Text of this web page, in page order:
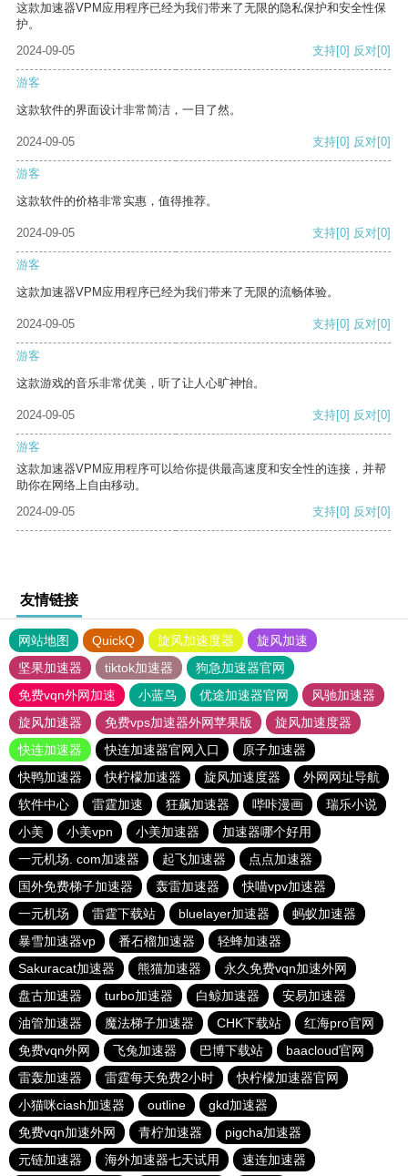
这款加速器VPM应用程序已经为我们带来了无限的隐私保护和安全性保
护。
2024-09-05
支持[0] 反对[0]
游客
这款软件的界面设计非常简洁，一目了然。
2024-09-05 支持[0] 反对[0]
游客
这款软件的价格非常实惠，值得推荐。
2024-09-05 支持[0] 反对[0]
游客
这款加速器VPM应用程序已经为我们带来了无限的流畅体验。
2024-09-05 支持[0] 反对[0]
游客
这款游戏的音乐非常优美，听了让人心旷神怡。
2024-09-05 支持[0] 反对[0]
游客
这款加速器VPM应用程序可以给你提供最高速度和安全性的连接，并帮
助你在网络上自由移动。
2024-09-05
支持[0] 反对[0]
友情链接
网站地图 QuickQ 旋风加速度器
旋风加速
坚果加速器
tiktok加速器
狗急加速器官网
免费vqn外网加速
小蓝鸟 优途加速器官网
风驰加速器
旋风加速器
免费vps加速器外网苹果版
旋风加速度器
快连加速器
快连加速器官网入口
原子加速器
快鸭加速器
快柠檬加速器 旋风加速度器
外网网址导航
软件中心
雷霆加速 狂飙加速器 哔咔漫画
瑞乐小说
小美
小美vpn 小美加速器
加速器哪个好用
一元机场. com加速器
起飞加速器
点点加速器
国外免费梯子加速器
轰雷加速器
快喵vpv加速器
一元机场
雷霆下载站 bluelayer加速器
蚂蚁加速器
暴雪加速器vp
番石榴加速器
轻蜂加速器
Sakuracat加速器
熊猫加速器
永久免费vqn加速外网
盘古加速器
turbo加速器 白鲸加速器
安易加速器
油管加速器
魔法梯子加速器 CHK下载站
红海pro官网
免费vqn外网
飞兔加速器 巴博下载站
baacloud官网
雷轰加速器
雷霆每天免费2小时
快柠檬加速器官网
小猫咪ciash加速器
outline
gkd加速器
免费vqn加速外网
青柠加速器
pigcha加速器
元链加速器
海外加速器七天试用 速连加速器